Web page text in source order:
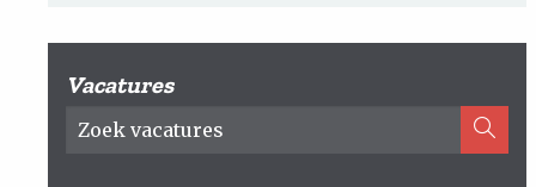
Vacatures